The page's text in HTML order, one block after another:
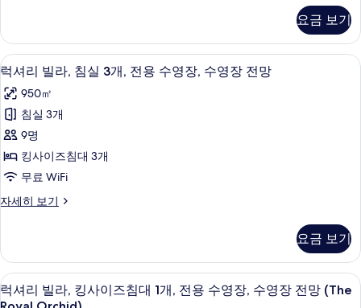
보
기
보
기
전
용
수
영
장,
수
영
장
전
진
모
두
라,
침
실
개,
전
용
수
영
장,
수
영
자
세
히
보
요금 보기
럭
셔
리
빌
라,
침
3
전
용
수
럭셔리 빌라, 침실 3개, 전용 수영장,
7
럭셔리 빌라, 침실 3개, 전용 수영장, 수영장 전망
950㎡
침실 3개
9명
킹사이즈침대 3개
무료 WiFi
자세히 보기
럭
라,
침
실
3
요금 보기
럭
셔
럭셔리 빌라, 킹사이즈침대 1개, 전용
9
럭셔리 빌라, 킹사이즈침대 1개, 전용 수영장, 수영장 전망 (The